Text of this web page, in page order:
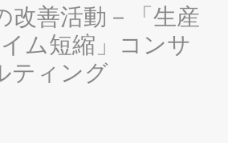
改善活動－「生産
ム短縮」コンサ
ティング